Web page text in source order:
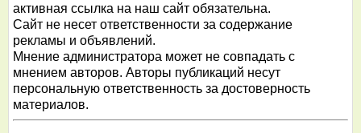
активная ссылка на наш сайт обязательна.
Сайт не несет ответственности за содержание
рекламы и объявлений.
Мнение администратора может не совпадать с
мнением авторов. Авторы публикаций несут
персональную ответственность за достоверность
материалов.